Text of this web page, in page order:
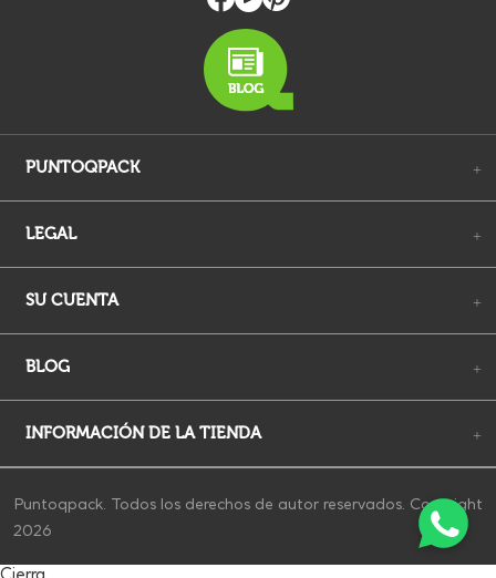
PUNTOQPACK +
LEGAL +
SU CUENTA +
BLOG +
INFORMACIÓN DE LA TIENDA +
Puntoqpack. Todos los derechos de autor reservados. Copyright
2026